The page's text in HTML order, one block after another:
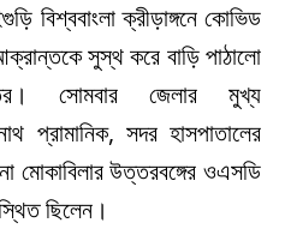
বিশ্ববাংলা ক্রীড়াঙ্গনে কোভিড
সুস্থ করে বাড়ি পাঠালো
সোমবার জেলার মুখ্য
প্রামানিক, সদর হাসপাতালের
মোকাবিলার উত্তরবঙ্গের ওএসডি
ছিলেন।